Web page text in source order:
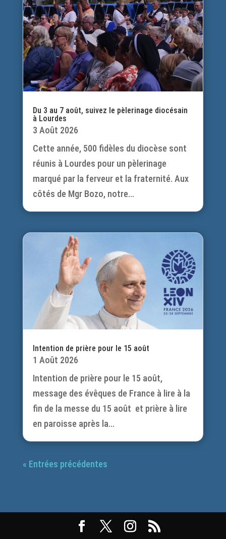
Du 3 au 7 août, suivez le pèlerinage diocésain
à Lourdes
3 Août 2026
Cette année, 500 fidèles du diocèse sont
réunis à Lourdes pour un pèlerinage
marqué par la ferveur et la fraternité. Aux
côtés de Mgr Bozo, notre...
Intention de prière pour le 15 août
1 Août 2026
Intention de prière pour le 15 août,
message des évêques de France à lire à la
fin de la messe du 15 août et prière à lire
en paroisse après la...
« Entrées précédentes